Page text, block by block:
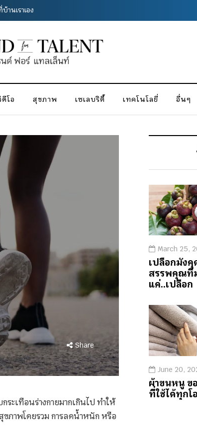
ด้ทุกโอกาส
ดีโอ สุขภาพ เซเลบริตี้ เทคโนโลยี่ อื่นๆ
Share
ระเทือนร่างกายมากเกินไป ทำให้
ขภาพโดยรวม การลดน้ำหนัก หรือ
March 25,
เปลือกมังคุ
สรรพคุณที่
แค่..เปลือก
June 20,
ผ้าขนหนู ข
ที่ใช้ได้ทุกโ